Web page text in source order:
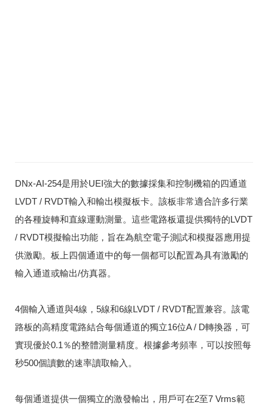
DNx-AI-254是用於UEI強大的數據採集和控制機箱的四通道
LVDT / RVDT輸入和輸出模擬板卡。 該板非常適合許多行業
的各種旋轉和直線運動測量。 這些電路板還提供獨特的LVDT
/ RVDT模擬輸出功能，旨在為航空電子測試和模擬器應用提
供激勵。 板上四個通道中的每一個都可以配置為具有激勵的
輸入通道或輸出/仿真器。
4個輸入通道與4線，5線和6線LVDT / RVDT配置兼容。 該電
路板的高精度電路結合每個通道的獨立16位A / D轉換器，可
實現優於0.1％的整體測量精度。 根據參考頻率，可以按照每
秒500個讀數的速率讀取輸入。
每個通道提供一個獨立的激發輸出，用戶可在2至7 Vrms範